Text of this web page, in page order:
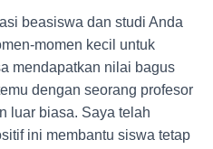
beasiswa dan studi Anda
momen kecil untuk
mendapatkan nilai bagus
dengan seorang profesor
luar biasa. Saya telah
ini membantu siswa tetap